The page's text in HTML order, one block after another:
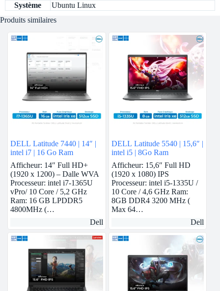
Système
Ubuntu Linux
Produits similaires
DELL Latitude 7440 | 14″ |
intel i7 | 16 Go Ram
Afficheur: 14″ Full HD+
(1920 x 1200) – Dalle WVA
Processeur: intel i7-1365U
vPro/ 10 Core / 5,2 GHz
Ram: 16 GB LPDDR5
4800MHz (…
Dell
DELL Latitude 5540 | 15,6″ |
intel i5 | 8Go Ram
Afficheur: 15,6″ Full HD
(1920 x 1080) IPS
Processeur: intel i5-1335U /
10 Core / 4,6 GHz Ram:
8GB DDR4 3200 MHz (
Max 64…
Dell